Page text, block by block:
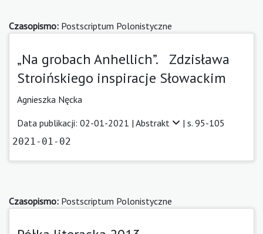
Czasopismo: Postscriptum Polonistyczne
„Na grobach Anhellich”. Zdzisława
Stroińskiego inspiracje Słowackim
Agnieszka Nęcka
Data publikacji: 02-01-2021 | Abstrakt | s. 95-105
2021-01-02
Czasopismo: Postscriptum Polonistyczne